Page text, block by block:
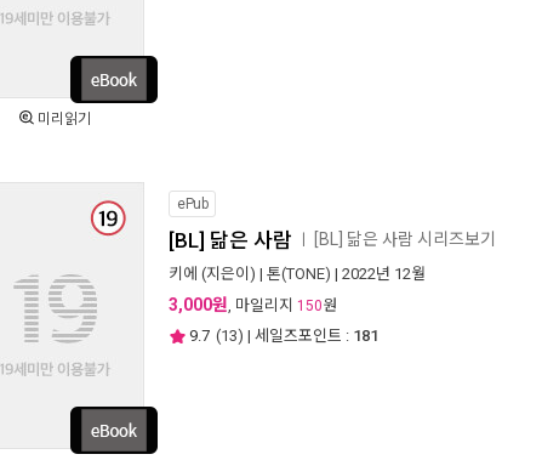
미리읽기
ePub
[BL] 닮은 사람 [BL] 닮은 사람 시리즈보기
키에 (지은이) | 톤(TONE) | 2022년 12월
3,000원, 마일리지 150원
9.7 (13) | 세일즈포인트 : 181